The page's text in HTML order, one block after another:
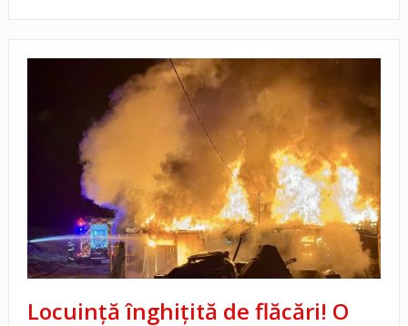
Locuință înghițită de flăcări! O